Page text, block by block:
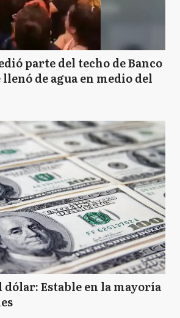
parte del techo de Banco
de agua en medio del
Estable en la mayoría